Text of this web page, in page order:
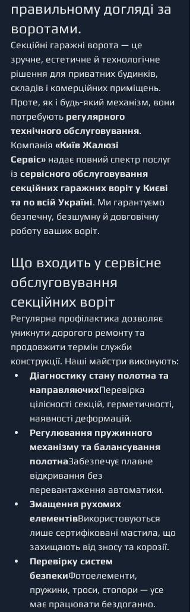
правильному догляді за
воротами.
Секційні гаражні ворота — це
зручне, естетичне й технологічне
рішення для приватних будинків,
складів і комерційних приміщень.
Проте, як і будь-який механізм, вони
потребують регулярного
технічного обслуговування.
Компанія «Київ Жалюзі
Сервіс» надає повний спектр послуг
із сервісного обслуговування
секційних гаражних воріт у Києві
та по всій Україні. Ми гарантуємо
безпечну, безшумну й довговічну
роботу ваших воріт.
Що входить у сервісне
обслуговування
секційних воріт
Регулярна профілактика дозволяє
уникнути дорогого ремонту та
продовжити термін служби
конструкції. Наші майстри виконують:
Діагностику стану полотна та
направляючихПеревірка
цілісності секцій, герметичності,
наявності деформацій.
Регулювання пружинного
механізму та балансування
полотнаЗабезпечує плавне
відкривання без
перевантаження автоматики.
Змащення рухомих
елементівВикористовуються
лише сертифіковані мастила, що
захищають від зносу та корозії.
Перевірку систем
безпекиФотоелементи,
пружини, троси, стопори — усе
має працювати бездоганно.